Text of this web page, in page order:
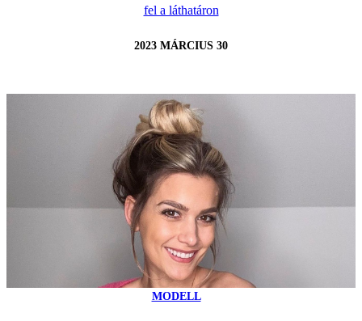
fel a láthatáron
2023 MÁRCIUS 30
MODELL